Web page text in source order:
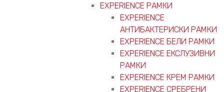
EXPERIENCE РАМКИ
EXPERIENCE
АНТИБАКТЕРИСКИ РАМКИ
EXPERIENCE БЕЛИ РАМКИ
EXPERIENCE ЕКСЛУЗИВНИ
РАМКИ
EXPERIENCE КРЕМ РАМКИ
EXPERIENCE СРЕБРЕНИ